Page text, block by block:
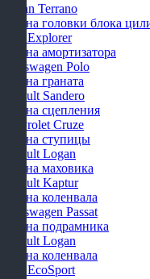
Nissan Terrano
Замена головки блока
Ford Explorer
Замена амортизатора
Volkswagen Polo
Замена граната
Renault Sandero
Замена сцепления
Chevrolet Cruze
Замена ступицы
Renault Logan
Замена маховика
Renault Kaptur
Замена коленвала
Volkswagen Passat
Замена подрамника
Renault Logan
Замена коленвала
Ford EcoSport